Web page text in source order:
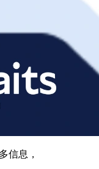
信息，